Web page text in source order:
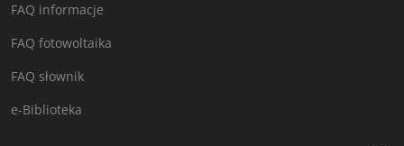
FAQ informacje
FAQ fotowoltaika
FAQ słownik
e-Biblioteka